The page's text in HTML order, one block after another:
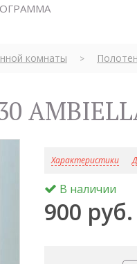
комнаты >
Характеристики
В наличии
900 руб.